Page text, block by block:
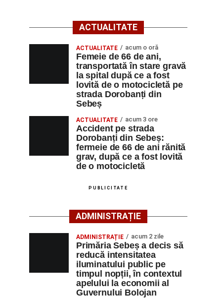
ACTUALITATE
ACTUALITATE acum o oră
Femeie de 66 de ani,
transportată în stare gravă
la spital după ce a fost
lovită de o motocicletă pe
strada Dorobanți din
Sebeș
ACTUALITATE acum 3 ore
Accident pe strada
Dorobanți din Sebeș:
fermeie de 66 de ani rănită
grav, după ce a fost lovită
de o motocicletă
PUBLICITATE
ADMINISTRAȚIE
ADMINISTRAȚIE acum 2 zile
Primăria Sebeș a decis să
reducă intensitatea
iluminatului public pe
timpul nopții, în contextul
apelului la economii al
Guvernului Bolojan